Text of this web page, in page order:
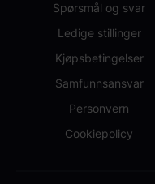
Spørsmål og svar
Ledige stillinger
Kjøpsbetingelser
Samfunnsansvar
Personvern
Cookiepolicy